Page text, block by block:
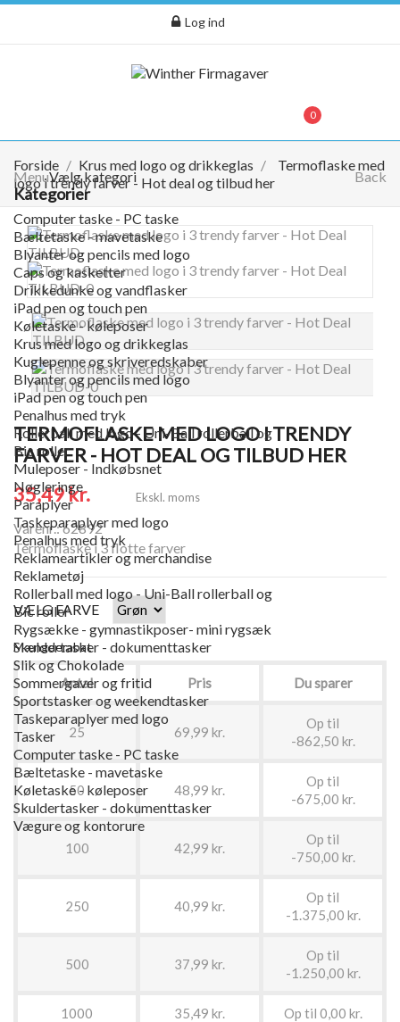
Log ind
0
Menu Back
Vælg kategori
Kategorier
Computer taske - PC taske
Bæltetaske - mavetaske
Blyanter og pencils med logo
Caps og kasketter
Drikkedunke og vandflasker
iPad pen og touch pen
Køletaske - køleposer
Krus med logo og drikkeglas
Kuglepenne og skriveredskaber
Blyanter og pencils med logo
iPad pen og touch pen
Penalhus med tryk
Rollerball med logo - Uni-Ball rollerball og
Bic roller
Muleposer - Indkøbsnet
Nøgleringe
Paraplyer
Taskeparaplyer med logo
Penalhus med tryk
Reklameartikler og merchandise
Reklametøj
Rollerball med logo - Uni-Ball rollerball og
Bic roller
Rygsække - gymnastikposer- mini rygsæk
Skuldertasker - dokumenttasker
Slik og Chokolade
Sommergaver og fritid
Sportstasker og weekendtasker
Taskeparaplyer med logo
Tasker
Computer taske - PC taske
Bæltetaske - mavetaske
Køletaske - køleposer
Skuldertasker - dokumenttasker
Vægure og kontorure
Forside Krus med logo og drikkeglas
Termoflaske med
logo i trendy farver - Hot deal og tilbud her
TERMOFLASKE MED LOGO I TRENDY
FARVER - HOT DEAL OG TILBUD HER
35,49 kr.
Ekskl. moms
Varenr.: 62892
Termoflaske i 3 flotte farver
VÆLG FARVE
Mængderabat
Antal Pris Du sparer
25 69,99 kr.
Op til
-862,50 kr.
50 48,99 kr.
Op til
-675,00 kr.
100 42,99 kr.
Op til
-750,00 kr.
250 40,99 kr.
Op til
-1.375,00 kr.
500 37,99 kr.
Op til
-1.250,00 kr.
1000 35,49 kr. Op til 0,00 kr.